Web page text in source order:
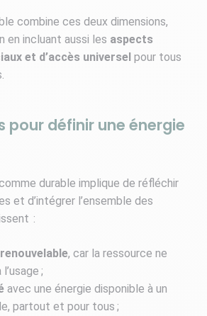
combine ces deux dimensions,
en incluant aussi les aspects
et d’accès universel pour tous
pour définir une énergie
durable implique de réfléchir
et d’intégrer l’ensemble des
:
, car la ressource ne
;
avec une énergie disponible à un
partout et pour tous ;